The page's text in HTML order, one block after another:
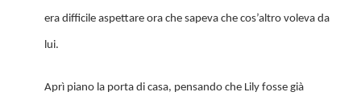
era difficile aspettare ora che sapeva che cos’altro voleva da
lui.
Aprì piano la porta di casa, pensando che Lily fosse già